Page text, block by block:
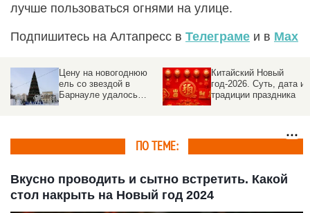
лучше пользоваться огнями на улице.
Подпишитесь на Алтапресс в Телеграме и в Max
Цену на новогоднюю
ель со звездой в
Барнауле удалось
Китайский Новый
год-2026. Суть, дата и
традиции праздника
ПО ТЕМЕ:
Вкусно проводить и сытно встретить. Какой
стол накрыть на Новый год 2024